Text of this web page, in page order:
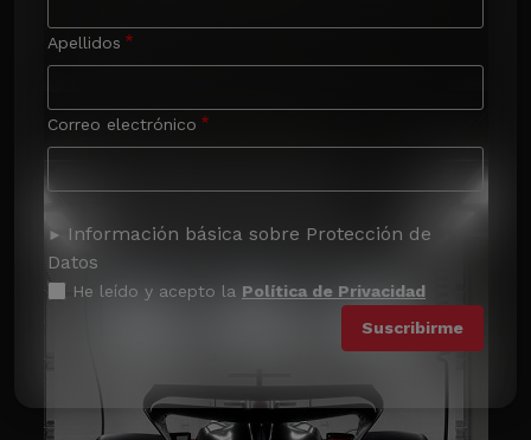
Apellidos
Correo electrónico
Información básica sobre Protección de
Datos
He leído y acepto la Política de Privacidad